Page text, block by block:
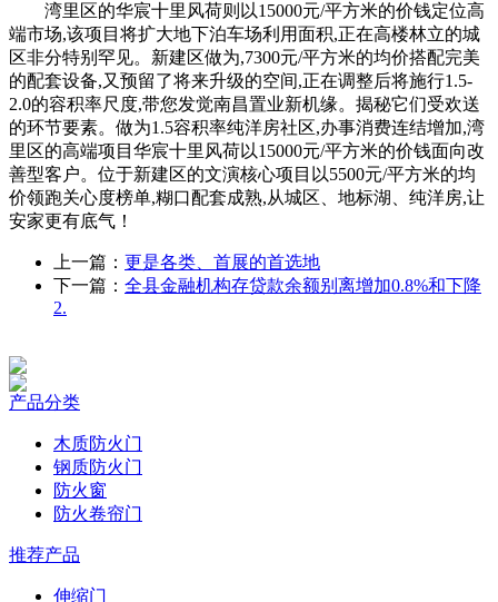
湾里区的华宸十里风荷则以15000元/平方米的价钱定位高
端市场,该项目将扩大地下泊车场利用面积,正在高楼林立的城
区非分特别罕见。新建区做为,7300元/平方米的均价搭配完美
的配套设备,又预留了将来升级的空间,正在调整后将施行1.5-
2.0的容积率尺度,带您发觉南昌置业新机缘。揭秘它们受欢送
的环节要素。做为1.5容积率纯洋房社区,办事消费连结增加,湾
里区的高端项目华宸十里风荷以15000元/平方米的价钱面向改
善型客户。位于新建区的文演核心项目以5500元/平方米的均
价领跑关心度榜单,糊口配套成熟,从城区、地标湖、纯洋房,让
安家更有底气！
上一篇： 更是各类、首展的首选地
下一篇： 全县金融机构存贷款余额别离增加0.8%和下降
2.
产品分类
木质防火门
钢质防火门
防火窗
防火卷帘门
推荐产品
伸缩门